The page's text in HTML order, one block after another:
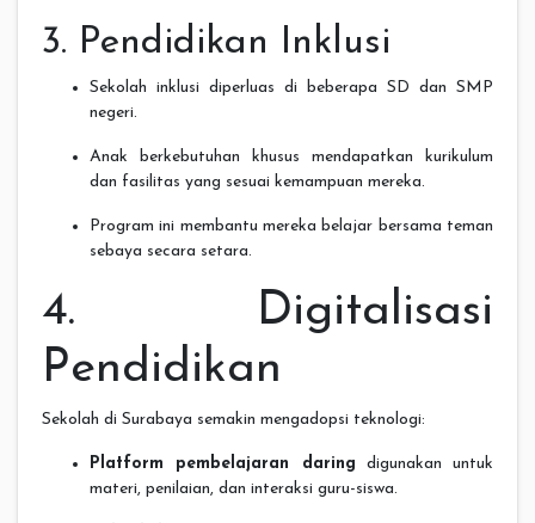
3. Pendidikan Inklusi
Sekolah inklusi diperluas di beberapa SD dan SMP
negeri.
Anak berkebutuhan khusus mendapatkan kurikulum
dan fasilitas yang sesuai kemampuan mereka.
Program ini membantu mereka belajar bersama teman
sebaya secara setara.
4. Digitalisasi
Pendidikan
Sekolah di Surabaya semakin mengadopsi teknologi:
Platform pembelajaran daring digunakan untuk
materi, penilaian, dan interaksi guru-siswa.